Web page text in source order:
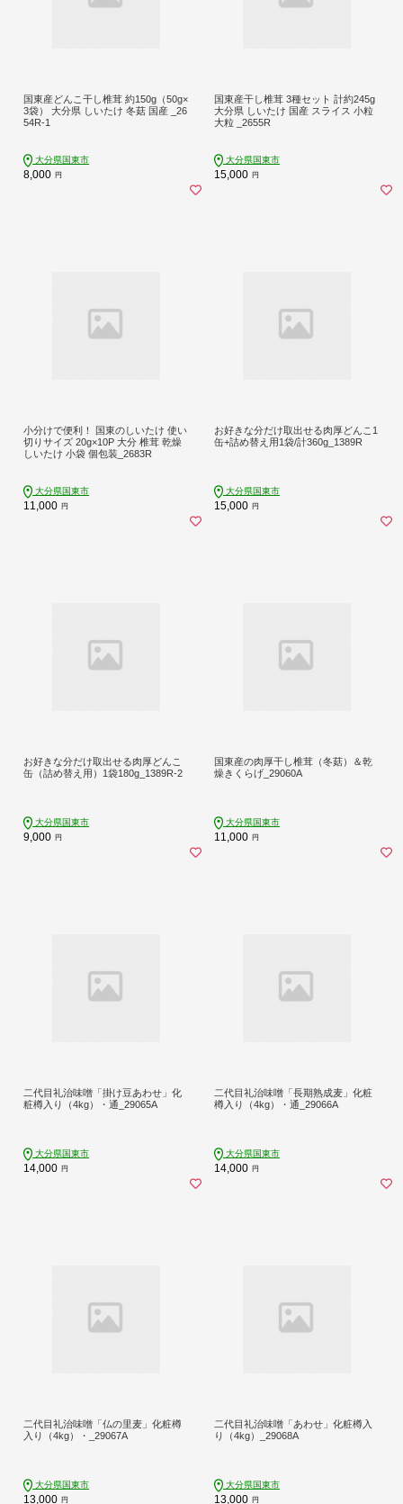
国東産どんこ干し椎茸 約150g（50g×
3袋） 大分県 しいたけ 冬菇 国産 _26
54R-1
大分県国東市
8,000 円
国東産干し椎茸 3種セット 計約245g
大分県 しいたけ 国産 スライス 小粒
大粒 _2655R
大分県国東市
15,000 円
小分けで便利！ 国東のしいたけ 使い
切りサイズ 20g×10P 大分 椎茸 乾燥
しいたけ 小袋 個包装_2683R
大分県国東市
11,000 円
お好きな分だけ取出せる肉厚どんこ1
缶+詰め替え用1袋/計360g_1389R
大分県国東市
15,000 円
お好きな分だけ取出せる肉厚どんこ
缶（詰め替え用）1袋180g_1389R-2
大分県国東市
9,000 円
国東産の肉厚干し椎茸（冬菇）＆乾
燥きくらげ_29060A
大分県国東市
11,000 円
二代目礼治味噌「掛け豆あわせ」化
粧樽入り（4kg）・通_29065A
大分県国東市
14,000 円
二代目礼治味噌「長期熟成麦」化粧
樽入り（4kg）・通_29066A
大分県国東市
14,000 円
二代目礼治味噌「仏の里麦」化粧樽
入り（4kg）・_29067A
大分県国東市
13,000 円
二代目礼治味噌「あわせ」化粧樽入
り（4kg）_29068A
大分県国東市
13,000 円